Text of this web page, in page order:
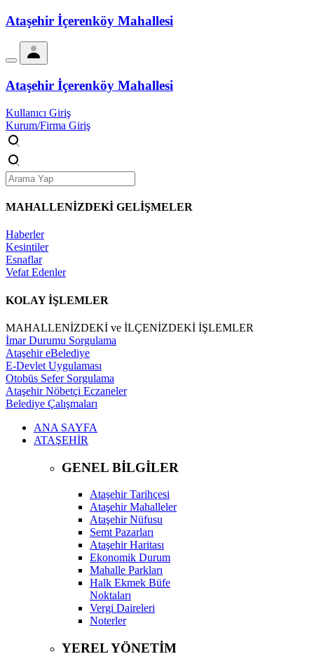
Ataşehir İçerenköy Mahallesi
Ataşehir İçerenköy Mahallesi
Kullanıcı Giriş
Kurum/Firma Giriş
MAHALLENİZDEKİ GELİŞMELER
Haberler
Kesintiler
Esnaflar
Vefat Edenler
KOLAY İŞLEMLER
MAHALLENİZDEKİ ve İLÇENİZDEKİ İŞLEMLER
İmar Durumu Sorgulama
Ataşehir eBelediye
E-Devlet Uygulaması
Otobüs Sefer Sorgulama
Ataşehir Nöbetçi Eczaneler
Belediye Çalışmaları
ANA SAYFA
ATAŞEHİR
GENEL BİLGİLER
Ataşehir Tarihçesi
Ataşehir Mahalleler
Ataşehir Nüfusu
Semt Pazarları
Ataşehir Haritası
Ekonomik Durum
Mahalle Parkları
Halk Ekmek Büfe
Noktaları
Vergi Daireleri
Noterler
YEREL YÖNETİM